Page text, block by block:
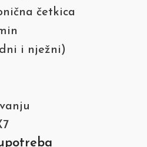
četkica
i nježni)